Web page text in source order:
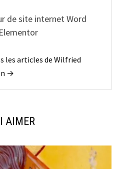
de site internet Word
les articles de Wilfried
→
AIMER